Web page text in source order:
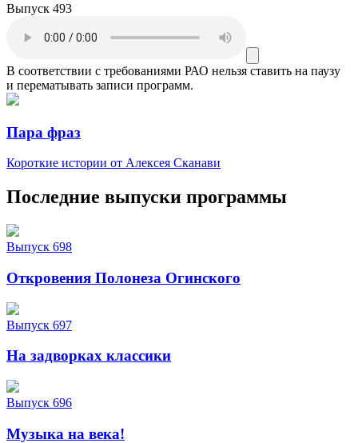
Выпуск 493
В соответствии с требованиями РАО нельзя ставить на паузу
и перематывать записи программ.
Пара фраз
Короткие истории от Алексея Сканави
Последние выпуски программы
Выпуск 698
Откровения Полонеза Огинского
Выпуск 697
На задворках классики
Выпуск 696
Музыка на века!